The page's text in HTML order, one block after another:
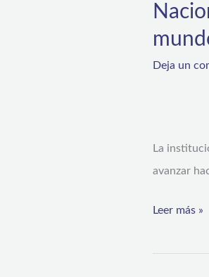
Deja un
La
avanzar
Con
el
Nacional
del
entra
carrera
Leer más »